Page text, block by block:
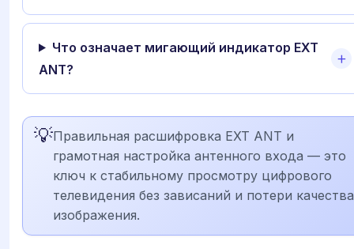
Что означает мигающий индикатор EXT
ANT?
💡Правильная расшифровка EXT ANT и
грамотная настройка антенного входа — это
ключ к стабильному просмотру цифрового
телевидения без зависаний и потери качества
изображения.